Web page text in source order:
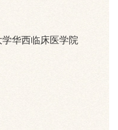
华西临床医学院